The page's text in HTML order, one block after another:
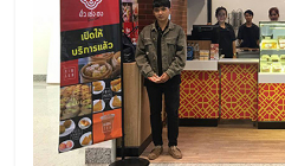
ที่
ปรึกษา